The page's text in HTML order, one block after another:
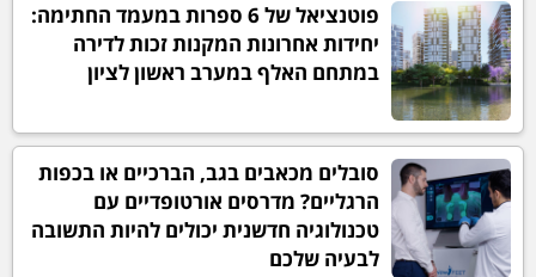
פוטנציאל של 6 ספרות במעמד החתימה:
יחידות אחרונות המקנות זכות לדירה
במתחם האלף במערב ראשון לציון
סובלים מכאבים בגב, הברכיים או בכפות
הרגליים? מדרסים אורטופדיים עם
טכנולוגיה חדשנית יכולים להיות התשובה
לבעיה שלכם